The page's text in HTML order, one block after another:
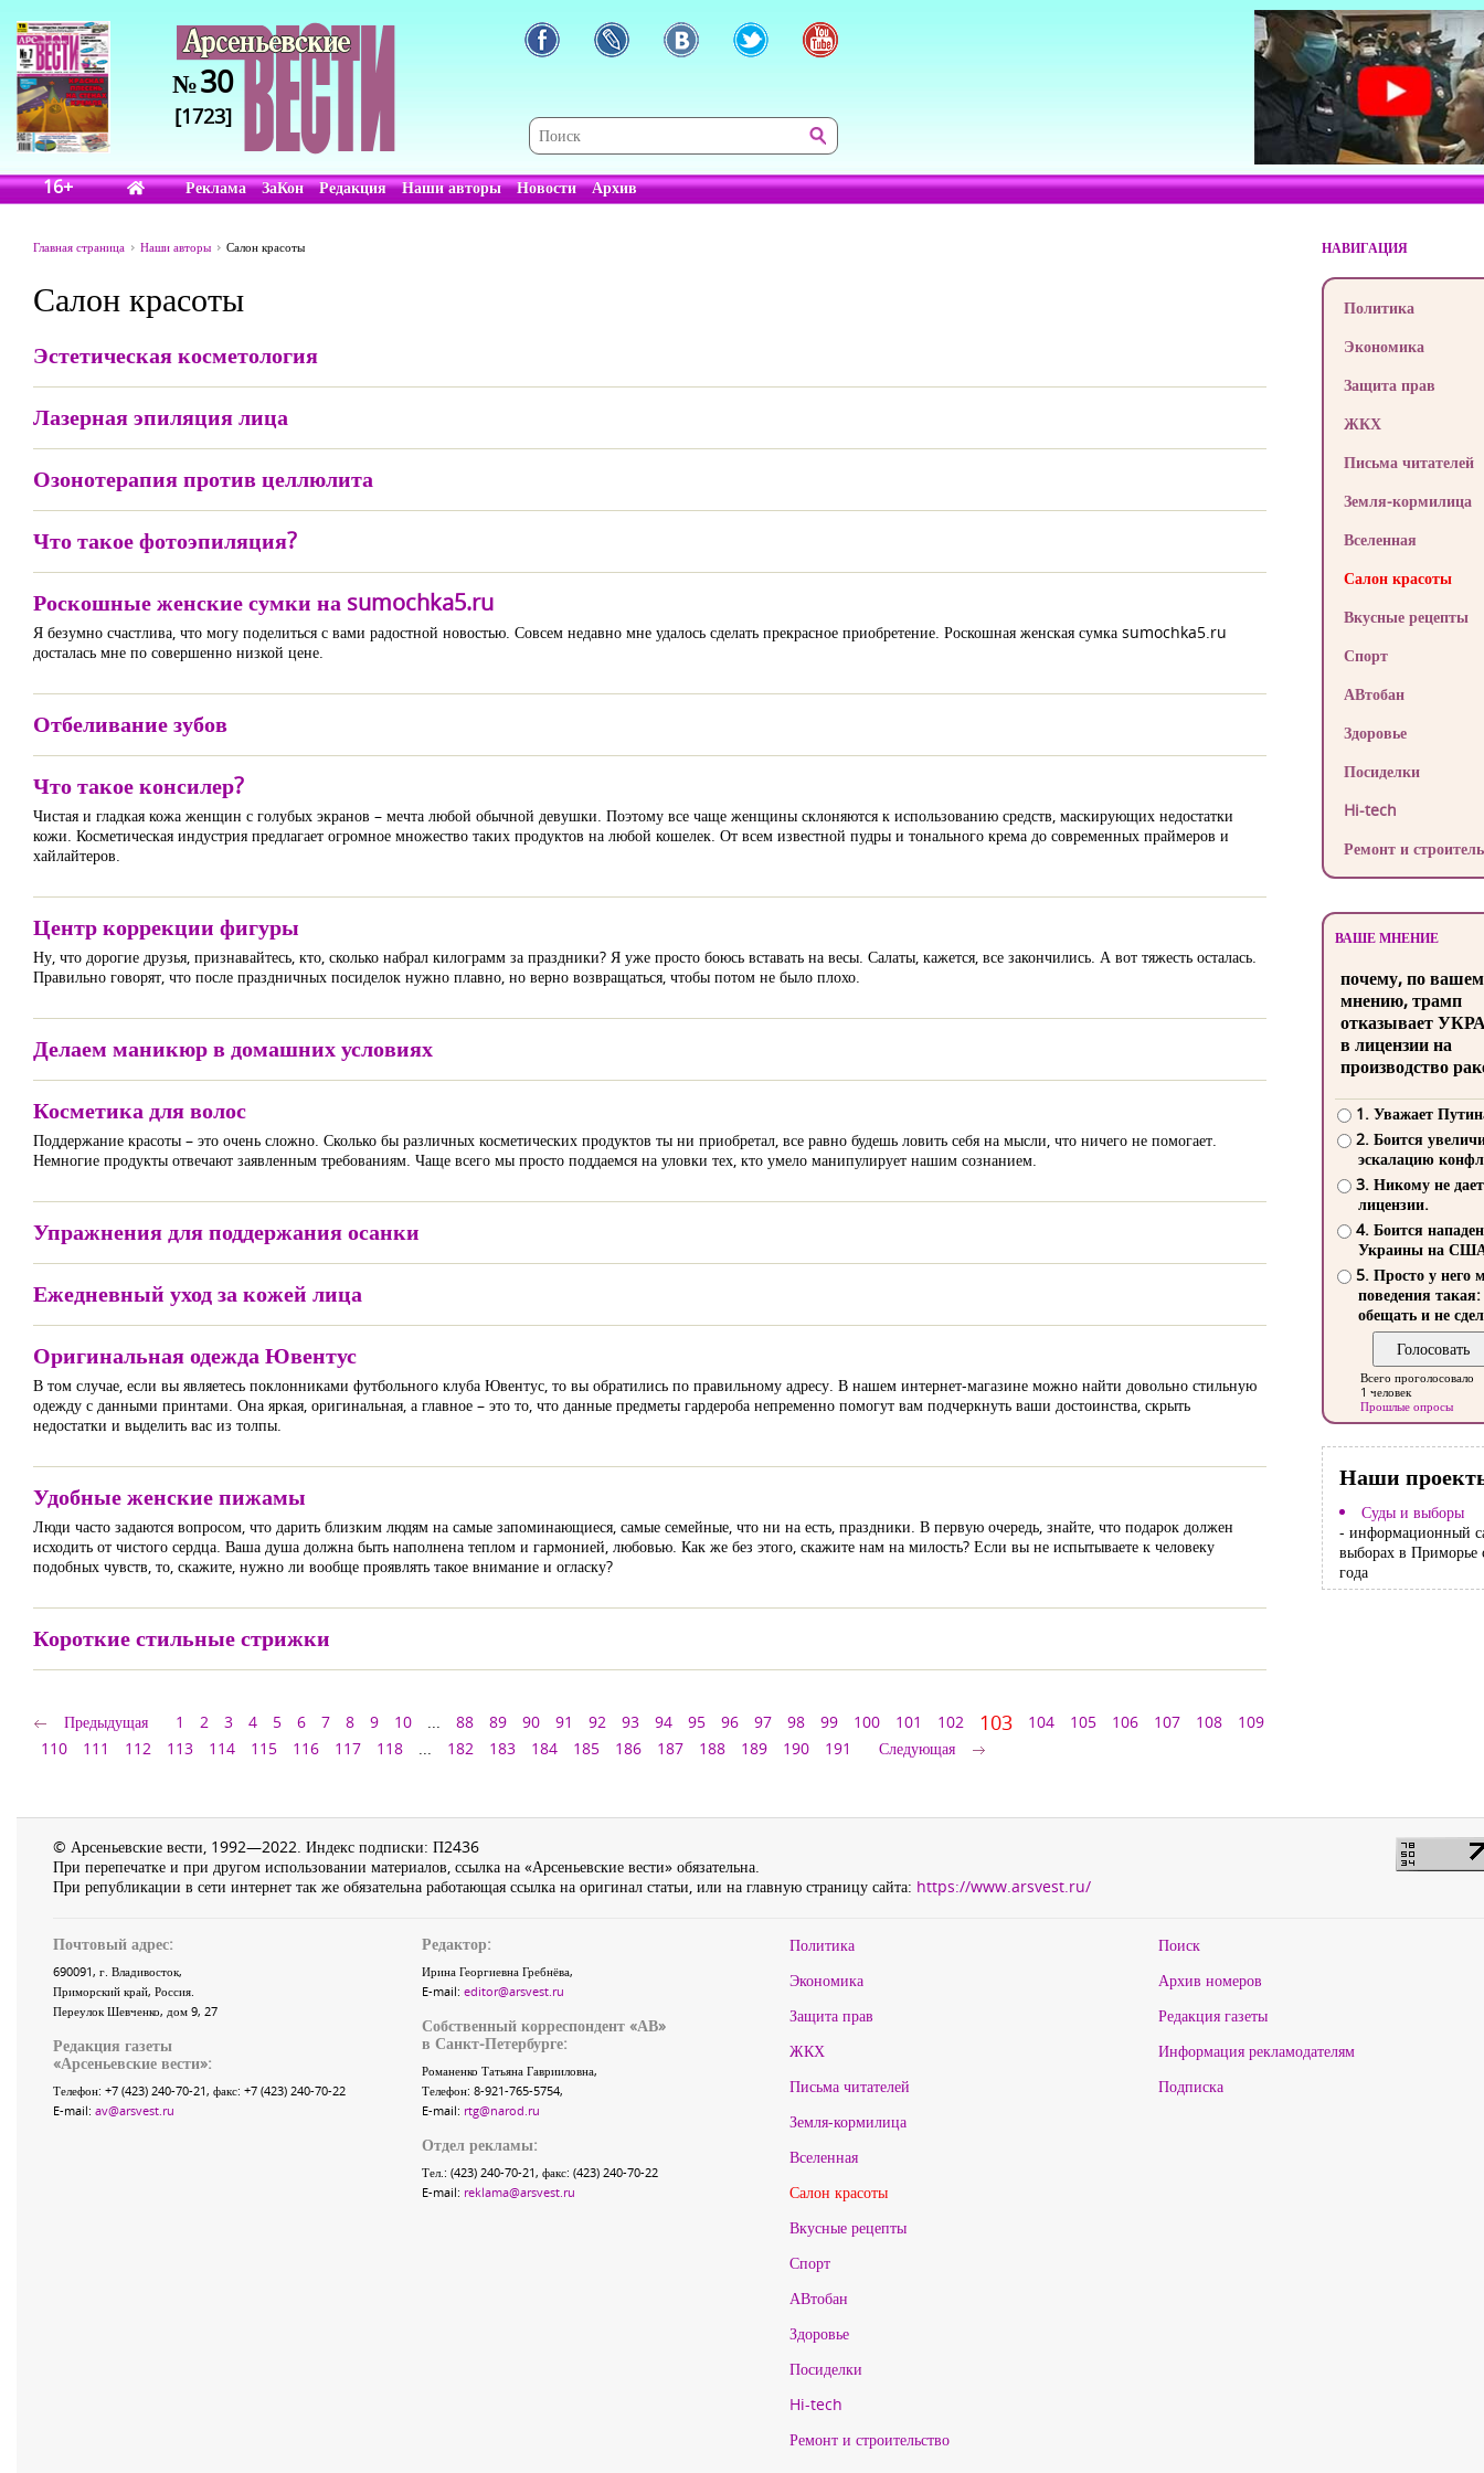
№30
[1723]
16+ Реклама ЗаКон Редакция Наши авторы Новости Архив
Главная страница Наши авторы Салон красоты
Салон красоты
Эстетическая косметология
Лазерная эпиляция лица
Озонотерапия против целлюлита
Что такое фотоэпиляция?
Роскошные женские сумки на sumochka5.ru
Я безумно счастлива, что могу поделиться с вами радостной новостью. Совсем недавно мне удалось сделать прекрасное приобретение. Роскошная женская сумка sumochka5.ru
досталась мне по совершенно низкой цене.
Отбеливание зубов
Что такое консилер?
Чистая и гладкая кожа женщин с голубых экранов – мечта любой обычной девушки. Поэтому все чаще женщины склоняются к использованию средств, маскирующих недостатки
кожи. Косметическая индустрия предлагает огромное множество таких продуктов на любой кошелек. От всем известной пудры и тонального крема до современных праймеров и
хайлайтеров.
Центр коррекции фигуры
Ну, что дорогие друзья, признавайтесь, кто, сколько набрал килограмм за праздники? Я уже просто боюсь вставать на весы. Салаты, кажется, все закончились. А вот тяжесть осталась.
Правильно говорят, что после праздничных посиделок нужно плавно, но верно возвращаться, чтобы потом не было плохо.
Делаем маникюр в домашних условиях
Косметика для волос
Поддержание красоты – это очень сложно. Сколько бы различных косметических продуктов ты ни приобретал, все равно будешь ловить себя на мысли, что ничего не помогает.
Немногие продукты отвечают заявленным требованиям. Чаще всего мы просто поддаемся на уловки тех, кто умело манипулирует нашим сознанием.
Упражнения для поддержания осанки
Ежедневный уход за кожей лица
Оригинальная одежда Ювентус
В том случае, если вы являетесь поклонниками футбольного клуба Ювентус, то вы обратились по правильному адресу. В нашем интернет-магазине можно найти довольно стильную
одежду с данными принтами. Она яркая, оригинальная, а главное – это то, что данные предметы гардероба непременно помогут вам подчеркнуть ваши достоинства, скрыть
недостатки и выделить вас из толпы.
Удобные женские пижамы
Люди часто задаются вопросом, что дарить близким людям на самые запоминающиеся, самые семейные, что ни на есть, праздники. В первую очередь, знайте, что подарок должен
исходить от чистого сердца. Ваша душа должна быть наполнена теплом и гармонией, любовью. Как же без этого, скажите нам на милость? Если вы не испытываете к человеку
подобных чувств, то, скажите, нужно ли вообще проявлять такое внимание и огласку?
Короткие стильные стрижки
Предыдущая 1 2 3 4 5 6 7 8 9 10 ... 88 89 90 91 92 93 94 95 96 97 98 99 100 101 102 103 104 105 106 107 108
109
110
111 112 113 114 115 116 117 118 ... 182 183 184 185 186 187 188 189 190 191 Следующая
НАВИГАЦИЯ
Политика
Экономика
Защита прав
ЖКХ
Письма читателей
Земля-кормилица
Вселенная
Салон красоты
Вкусные рецепты
Спорт
АВтобан
Здоровье
Посиделки
Hi-tech
Ремонт и
ВАШЕ МНЕНИЕ
почему, по
мнению, трамп
отказывает
в лицензии на
производство
1. Уважает
2. Боится
эскалацию
3. Никому не
лицензии.
4. Боится
Украины на
5. Просто у него
поведения такая:
обещать и не
Всего проголосовало
1 человек
Прошлые опросы
Наши
Суды и выборы
- информационный
выборах в Приморье
года
© Арсеньевские вести, 1992—2022. Индекс подписки: П2436
При перепечатке и при другом использовании материалов, ссылка на «Арсеньевские вести» обязательна.
При републикации в сети интернет так же обязательна работающая ссылка на оригинал статьи, или на главную страницу сайта: https://www.arsvest.ru/
Почтовый адрес:
690091, г. Владивосток,
Приморский край, Россия.
Переулок Шевченко, дом 9, 27
Редакция газеты
«Арсеньевские вести»:
Телефон: +7 (423) 240-70-21, факс: +7 (423) 240-70-22
E-mail: av@arsvest.ru
Редактор:
Ирина Георгиевна Гребнёва,
E-mail: editor@arsvest.ru
Собственный корреспондент «АВ»
в Санкт-Петербурге:
Романенко Татьяна Гаврииловна,
Телефон: 8-921-765-5754,
E-mail: rtg@narod.ru
Отдел рекламы:
Тел.: (423) 240-70-21, факс: (423) 240-70-22
E-mail: reklama@arsvest.ru
Политика
Экономика
Защита прав
ЖКХ
Письма читателей
Земля-кормилица
Вселенная
Салон красоты
Вкусные рецепты
Спорт
АВтобан
Здоровье
Посиделки
Hi-tech
Ремонт и строительство
Поиск
Архив номеров
Редакция газеты
Информация рекламодателям
Подписка